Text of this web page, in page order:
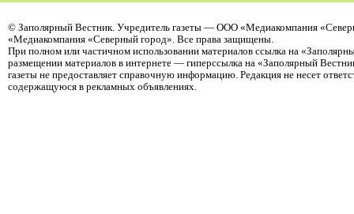
© Заполярный Вестник. Учредитель газеты — ООО «Медиакомпания
«Медиакомпания «Северный город». Все права защищены.
При полном или частичном использовании материалов ссылка на
размещении материалов в интернете — гиперссылка на «Заполярный
газеты не предоставляет справочную информацию. Редакция не несет
содержащуюся в рекламных объявлениях.